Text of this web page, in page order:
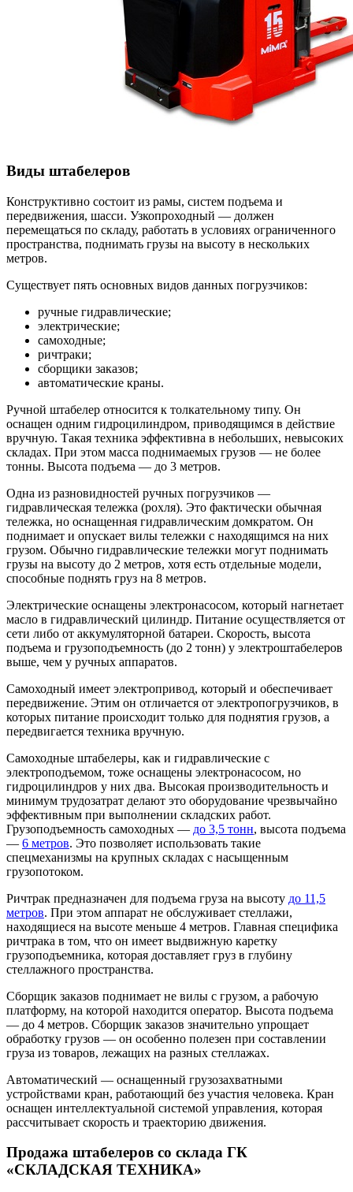
Виды штабелеров
Конструктивно состоит из рамы, систем подъема и
передвижения, шасси. Узкопроходный — должен
перемещаться по складу, работать в условиях ограниченного
пространства, поднимать грузы на высоту в нескольких
метров.
Существует пять основных видов данных погрузчиков:
ручные гидравлические;
электрические;
самоходные;
ричтраки;
сборщики заказов;
автоматические краны.
Ручной штабелер относится к толкательному типу. Он
оснащен одним гидроцилиндром, приводящимся в действие
вручную. Такая техника эффективна в небольших, невысоких
складах. При этом масса поднимаемых грузов — не более
тонны. Высота подъема — до 3 метров.
Одна из разновидностей ручных погрузчиков —
гидравлическая тележка (рохля). Это фактически обычная
тележка, но оснащенная гидравлическим домкратом. Он
поднимает и опускает вилы тележки с находящимся на них
грузом. Обычно гидравлические тележки могут поднимать
грузы на высоту до 2 метров, хотя есть отдельные модели,
способные поднять груз на 8 метров.
Электрические оснащены электронасосом, который нагнетает
масло в гидравлический цилиндр. Питание осуществляется от
сети либо от аккумуляторной батареи. Скорость, высота
подъема и грузоподъемность (до 2 тонн) у электроштабелеров
выше, чем у ручных аппаратов.
Самоходный имеет электропривод, который и обеспечивает
передвижение. Этим он отличается от электропогрузчиков, в
которых питание происходит только для поднятия грузов, а
передвигается техника вручную.
Самоходные штабелеры, как и гидравлические с
электроподъемом, тоже оснащены электронасосом, но
гидроцилиндров у них два. Высокая производительность и
минимум трудозатрат делают это оборудование чрезвычайно
эффективным при выполнении складских работ.
Грузоподъемность самоходных — до 3,5 тонн, высота подъема
— 6 метров. Это позволяет использовать такие
спецмеханизмы на крупных складах с насыщенным
грузопотоком.
Ричтрак предназначен для подъема груза на высоту до 11,5
метров. При этом аппарат не обслуживает стеллажи,
находящиеся на высоте меньше 4 метров. Главная специфика
ричтрака в том, что он имеет выдвижную каретку
грузоподъемника, которая доставляет груз в глубину
стеллажного пространства.
Сборщик заказов поднимает не вилы с грузом, а рабочую
платформу, на которой находится оператор. Высота подъема
— до 4 метров. Сборщик заказов значительно упрощает
обработку грузов — он особенно полезен при составлении
груза из товаров, лежащих на разных стеллажах.
Автоматический — оснащенный грузозахватными
устройствами кран, работающий без участия человека. Кран
оснащен интеллектуальной системой управления, которая
рассчитывает скорость и траекторию движения.
Продажа штабелеров со склада ГК
«СКЛАДСКАЯ ТЕХНИКА»